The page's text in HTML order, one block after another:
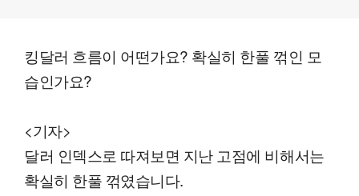
킹달러 흐름이 어떤가요? 확실히 한풀 꺾인 모
습인가요?
<기자>
달러 인덱스로 따져보면 지난 고점에 비해서는
확실히 한풀 꺾였습니다.